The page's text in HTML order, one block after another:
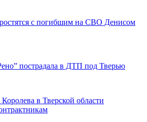
с погибшим на СВО Денисом
пострадала в ДТП под Тверью
в Тверской области